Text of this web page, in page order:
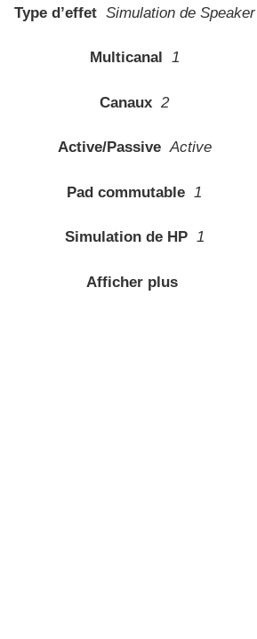
Type d’effet Simulation de Speaker
Multicanal 1
Canaux 2
Active/PassiveActive
Pad commutable 1
Simulation de HP 1
Afficher plus